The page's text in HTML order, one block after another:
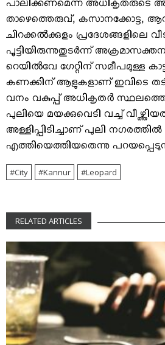
പാലിക്കണമെന്ന അധികൃതരുടെ
താഴെത്തെരുവ്​, കസാനക്കോട്ട,
ചിറക്കൽക്കുളം പ്രദേശങ്ങളിലെ
പൂട്ടിയിരുന്നുതുടര്‍ന്ന്
റെയിൽവേ ഗേറ്റിന് സമീപമുള്ള
കണക്കിന്​ ആളുകളാണ്​ ഇവിടെ
വനം വകുപ്പ്​ അധികൃതർ
പുലിയെ മയക്കുവെടി വച്ച്
അള്ളിപ്പിടിച്ചാണ് പുലി നഗരത്തില്‍
എത്തിയെത്തിയതെന്നു
City Kannur Leopard
RELATED ARTICLES